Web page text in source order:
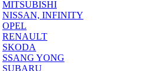
MITSUBISHI
NISSAN, INFINITY
OPEL
RENAULT
SKODA
SSANG YONG
SUBARU